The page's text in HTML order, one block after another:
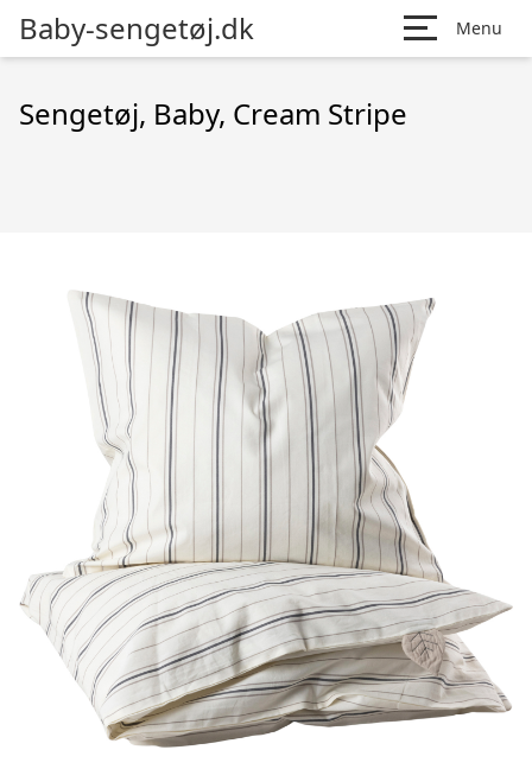
Baby-sengetøj.dk Menu
Sengetøj, Baby, Cream Stripe